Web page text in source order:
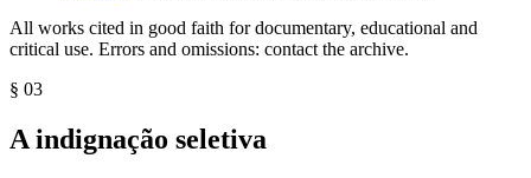
All works cited in good faith for documentary, educational and
critical use. Errors and omissions: contact the archive.
§ 03
A indignação seletiva